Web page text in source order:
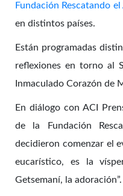
Fundación Rescatando
en distintos países.
Están programadas
reflexiones en torno al
Inmaculado Corazón de
En diálogo con ACI
de la Fundación
decidieron comenzar el
eucarístico, es la
Getsemaní, la adoración”.